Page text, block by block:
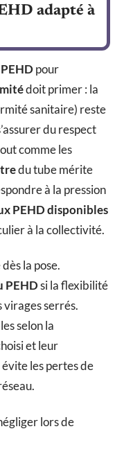
adapté à
pour
doit primer : la
sanitaire) reste
du respect
comme les
du tube mérite
à la pression
PEHD disponibles
à la collectivité.
la pose.
PEHDsi la flexibilité
virages serrés.
selon la
et leur
les pertes de
lors de